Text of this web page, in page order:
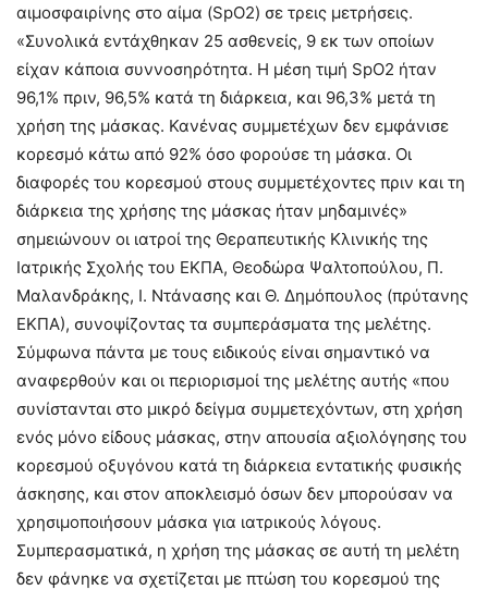
αιμοσφαιρίνης στο αίμα (SpO2) σε τρεις μετρήσεις.
«Συνολικά εντάχθηκαν 25 ασθενείς, 9 εκ των οποίων
είχαν κάποια συννοσηρότητα. Η μέση τιμή SpO2 ήταν
96,1% πριν, 96,5% κατά τη διάρκεια, και 96,3% μετά τη
χρήση της μάσκας. Κανένας συμμετέχων δεν εμφάνισε
κορεσμό κάτω από 92% όσο φορούσε τη μάσκα. Οι
διαφορές του κορεσμού στους συμμετέχοντες πριν και τη
διάρκεια της χρήσης της μάσκας ήταν μηδαμινές»
σημειώνουν οι ιατροί της Θεραπευτικής Κλινικής της
Ιατρικής Σχολής του ΕΚΠΑ, Θεοδώρα Ψαλτοπούλου, Π.
Μαλανδράκης, Ι. Ντάνασης και Θ. Δημόπουλος (πρύτανης
ΕΚΠΑ), συνοψίζοντας τα συμπεράσματα της μελέτης.
Σύμφωνα πάντα με τους ειδικούς είναι σημαντικό να
αναφερθούν και οι περιορισμοί της μελέτης αυτής «που
συνίστανται στο μικρό δείγμα συμμετεχόντων, στη χρήση
ενός μόνο είδους μάσκας, στην απουσία αξιολόγησης του
κορεσμού οξυγόνου κατά τη διάρκεια εντατικής φυσικής
άσκησης, και στον αποκλεισμό όσων δεν μπορούσαν να
χρησιμοποιήσουν μάσκα για ιατρικούς λόγους.
Συμπερασματικά, η χρήση της μάσκας σε αυτή τη μελέτη
δεν φάνηκε να σχετίζεται με πτώση του κορεσμού της